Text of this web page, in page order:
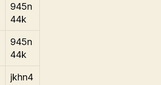
945n
44k
945n
44k
jkhn4